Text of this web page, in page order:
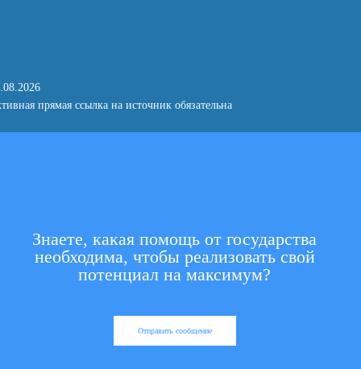
прямая ссылка на источник обязательна
Знаете, какая помощь от государства
необходима, чтобы реализовать свой
потенциал на максимум?
Отправить сообщение